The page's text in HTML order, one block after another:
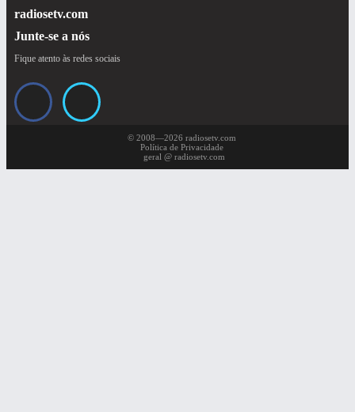
radiosetv.com
Junte-se a nós
Fique atento às redes sociais
© 2008—2026 radiosetv.com
Política de Privacidade
geral @ radiosetv.com